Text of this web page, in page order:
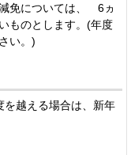
免については、 6ヵ
ものとします。(年度
い。)
を越える場合は、新年